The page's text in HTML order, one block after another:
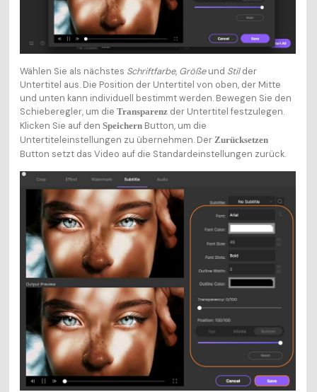
Wählen Sie als nächstes Schriftfarbe, Größeund Stilder
Untertitel aus. Die Position der Untertitel von oben, der Mitte
und unten kann individuell bestimmt werden. Bewegen Sie den
Schieberegler, um die Transparenz der Untertitel festzulegen.
Klicken Sie auf den SpeichernButton, um die
Untertiteleinstellungen zu übernehmen. Der Zurücksetzen
Button setzt das Video auf die Standardeinstellungen zurück.